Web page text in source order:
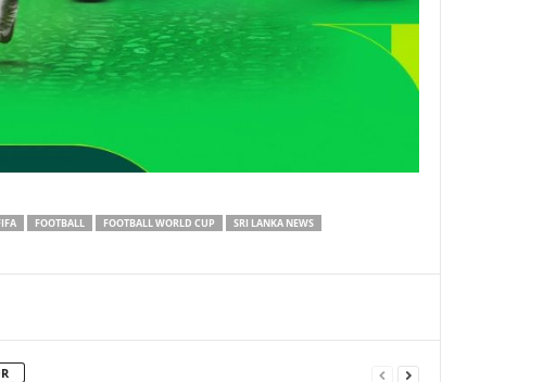
FOOTBALL FOOTBALL WORLD CUP
SRI LANKA NEWS